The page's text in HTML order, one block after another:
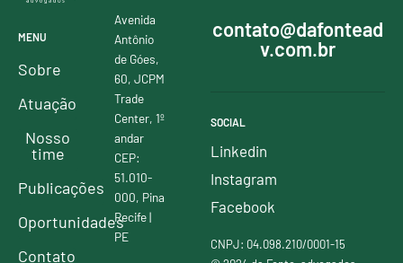
MENU
Sobre
Atuação
Nosso
time
Publicações
Oportunidades
Contato
Avenida
Antônio
de Góes,
60, JCPM
Trade
Center, 1º
andar
CEP:
51.010-
000, Pina
Recife |
PE
contato@dafontead
v.com.br
SOCIAL
Linkedin
Instagram
Facebook
CNPJ: 04.098.210/0001-15